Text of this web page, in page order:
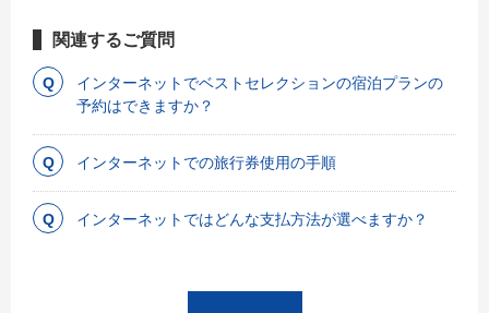
関連するご質問
インターネットでベストセレクションの宿泊プランの
予約はできますか？
インターネットでの旅行券使用の手順
インターネットではどんな支払方法が選べますか？